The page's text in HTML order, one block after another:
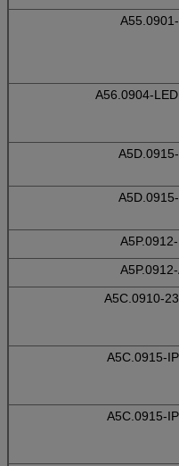
A56.0904-
A5D.0915-
A5C.0910-
A5C.0915-
A5C.0915-